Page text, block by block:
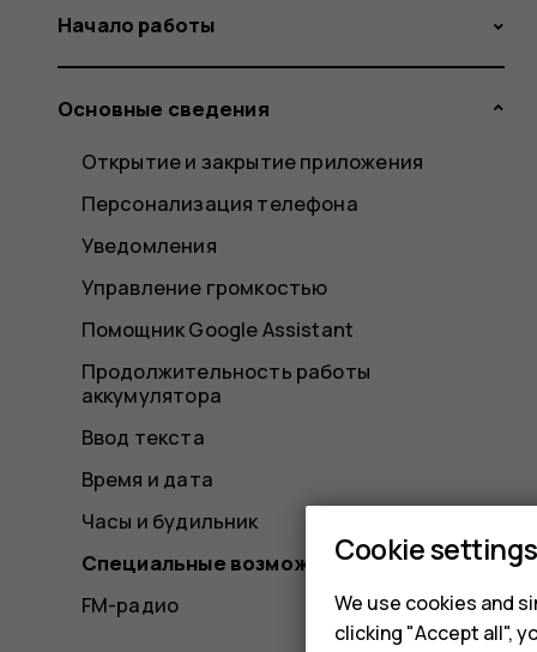
Начало работы
Основные сведения
Открытие и закрытие приложения
Персонализация телефона
Уведомления
Управление громкостью
Помощник Google Assistant
Продолжительность работы
аккумулятора
Ввод текста
Время и дата
Часы и будильник
Специальные возможности
FM-радио
Cookie settings
We use cookies and
clicking "Accept all",